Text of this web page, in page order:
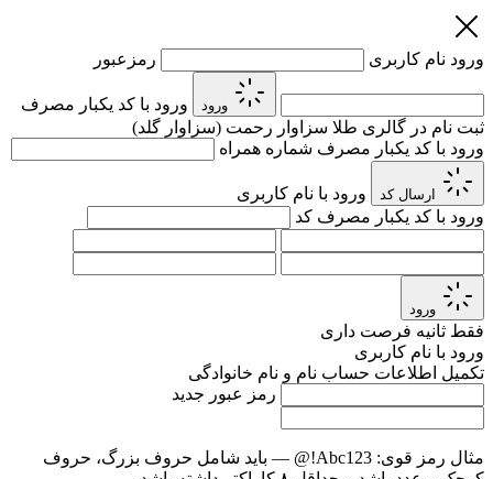
ورود نام کاربری رمزعبور
ورود
ورود با کد یکبار مصرف
ثبت نام در گالری طلا سزاوار رحمت (سزاوار گلد)
ورود با کد یکبار مصرف شماره همراه
ارسال کد
ورود با نام کاربری
ورود با کد یکبار مصرف کد
ورود
فقط ثانیه فرصت داری
ورود با نام کاربری
تکمیل اطلاعات حساب نام و نام خانوادگی
رمز عبور جدید
مثال رمز قوی: Abc123!@
— باید شامل حروف بزرگ، حروف